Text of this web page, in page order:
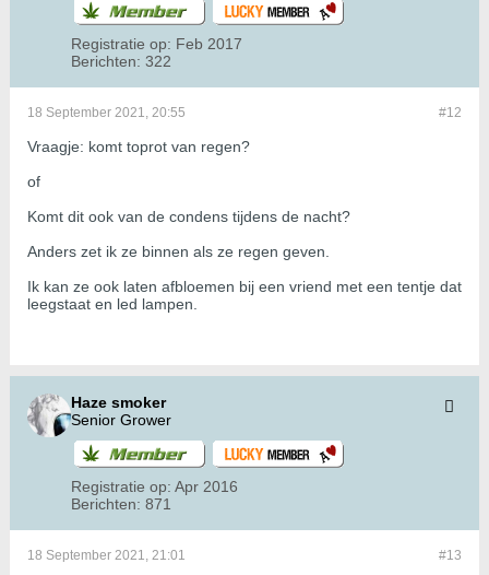
Registratie op: Feb 2017
Berichten: 322
#12
18 September 2021, 20:55
Vraagje: komt toprot van regen?
of
Komt dit ook van de condens tijdens de nacht?
Anders zet ik ze binnen als ze regen geven.
Ik kan ze ook laten afbloemen bij een vriend met een tentje dat
leegstaat en led lampen.
Haze smoker
Senior Grower
Registratie op: Apr 2016
Berichten: 871
#13
18 September 2021, 21:01